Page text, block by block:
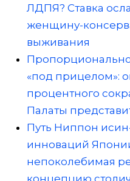
ЛДПЯ? Ставка
женщину-
выживания
«под прицелом»:
процентного
Палаты
Путь Ниппон
инноваций
непоколебимая